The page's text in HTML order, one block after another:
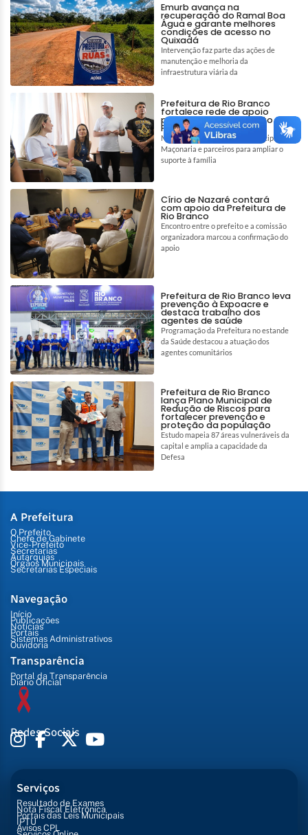
Emurb avança na
recuperação do Ramal Boa
Água e garante melhores
condições de acesso no
Quixadá
Intervenção faz parte das ações de
manutenção e melhoria da
infraestrutura viária da
Prefeitura de Rio Branco
fortalece rede de apoio
para auxiliar tratamento de
Pedro e Tiago
Mobilização reúne gestão municipal,
Maçonaria e parceiros para ampliar o
suporte à família
Círio de Nazaré contará
com apoio da Prefeitura de
Rio Branco
Encontro entre o prefeito e a comissão
organizadora marcou a confirmação do
apoio
Prefeitura de Rio Branco leva
prevenção à Expoacre e
destaca trabalho dos
agentes de saúde
Programação da Prefeitura no estande
da Saúde destacou a atuação dos
agentes comunitários
Prefeitura de Rio Branco
lança Plano Municipal de
Redução de Riscos para
fortalecer prevenção e
proteção da população
Estudo mapeia 87 áreas vulneráveis da
capital e amplia a capacidade da
Defesa
A Prefeitura
O Prefeito
Chefe de Gabinete
Vice-Prefeito
Secretarias
Autarquias
Órgãos Municipais
Secretarias Especiais
Navegação
Início
Publicações
Notícias
Portais
Sistemas Administrativos
Ouvidoria
Transparência
Portal da Transparência
Diário Oficial
Redes Sociais
Serviços
Resultado de Exames
Nota Fiscal Eletrônica
Portais das Leis Municipais
IPTU
Avisos CPL